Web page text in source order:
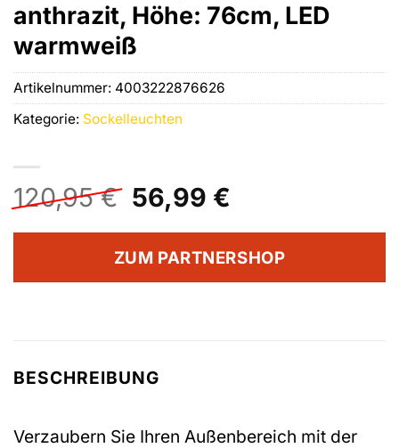
anthrazit, Höhe: 76cm, LED
warmweiß
120,95€ Ursprünglicher
Preis
war:
120,95 €
56,99 €
ist:
56,99 €.
ZUM PARTNERSHOP
Artikelnummer: 4003222876626
Kategorie: Sockelleuchten
BESCHREIBUNG
Verzaubern Sie Ihren Außenbereich mit der